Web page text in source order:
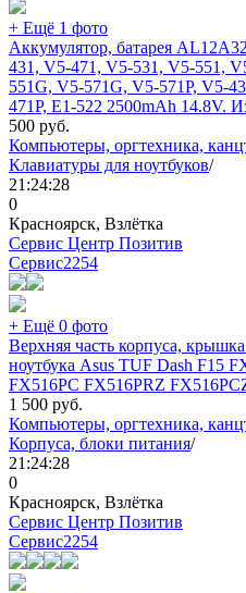
+ Ещё 1 фото
Аккумулятор, батарея
431, V5-471, V5-531, V5-551,
551G, V5-571G, V5-571P, V5-
471P, E1-522 2500mAh 14.8V.
500 руб.
Компьютеры, оргтехника,
Клавиатуры для ноутбуков/
21:24:28
0
Красноярск, Взлётка
Сервис Центр Позитив
Сервис2254
+ Ещё 0 фото
Верхняя часть корпуса,
ноутбука Asus TUF Dash F15
FX516PC FX516PRZ
1 500 руб.
Компьютеры, оргтехника,
Корпуса, блоки питания/
21:24:28
0
Красноярск, Взлётка
Сервис Центр Позитив
Сервис2254